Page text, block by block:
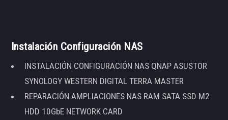
Instalación Configuración NAS
INSTALACIÓN CONFIGURACIÓN NAS QNAP ASUSTOR
SYNOLOGY WESTERN DIGITAL TERRA MASTER
REPARACIÓN AMPLIACIONES NAS RAM SATA SSD M2
HDD 10GbE NETWORK CARD